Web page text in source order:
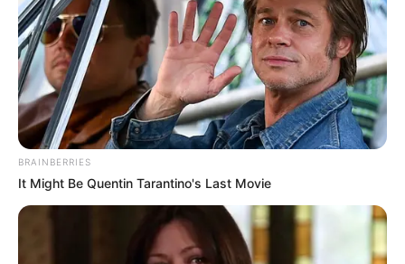
ya se siente en los servicios
BRAINBERRIES
It Might Be Quentin Tarantino's Last Movie